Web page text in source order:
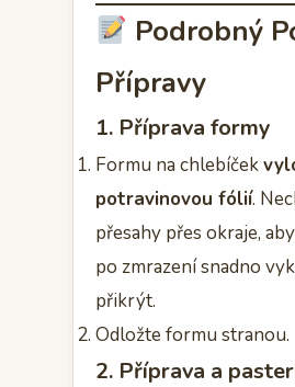
Podrobný
Přípravy
1. Příprava formy
Formu na chlebíček
potravinovou fólií.
přesahy přes okraje,
po zmrazení snadno
přikrýt.
Odložte formu stranou.
2. Příprava a